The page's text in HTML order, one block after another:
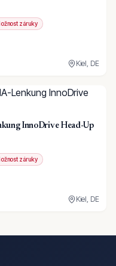
záruky
Kiel, DE
InnoDrive Head-Up
záruky
Kiel, DE